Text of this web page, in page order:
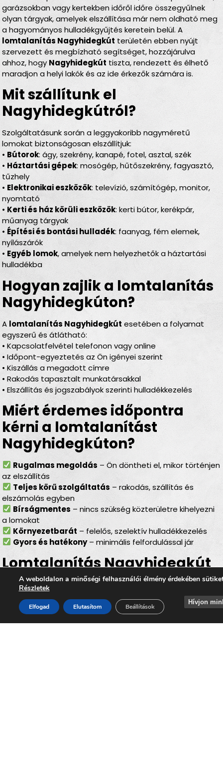
garázsokban vagy kertekben időről időre összegyűlnek
olyan tárgyak, amelyek elszállítása már nem oldható meg
a hagyományos hulladékgyűjtés keretein belül. A
lomtalanítás Nagyhidegkút területén ebben nyújt
szervezett és megbízható segítséget, hozzájárulva
ahhoz, hogy Nagyhidegkút tiszta, rendezett és élhető
maradjon a helyi lakók és az ide érkezők számára is.
Mit szállítunk el
Nagyhidegkútról?
Szolgáltatásunk során a leggyakoribb nagyméretű
lomokat biztonságosan elszállítjuk:
• Bútorok: ágy, szekrény, kanapé, fotel, asztal, szék
• Háztartási gépek: mosógép, hűtőszekrény, fagyasztó,
tűzhely
• Elektronikai eszközök: televízió, számítógép, monitor,
nyomtató
• Kerti és ház körüli eszközök: kerti bútor, kerékpár,
műanyag tárgyak
• Építési és bontási hulladék: faanyag, fém elemek,
nyílászárók
• Egyéb lomok, amelyek nem helyezhetők a háztartási
hulladékba
Hogyan zajlik a lomtalanítás
Nagyhidegkúton?
A lomtalanítás Nagyhidegkút esetében a folyamat
egyszerű és átlátható:
• Kapcsolatfelvétel telefonon vagy online
• Időpont-egyeztetés az Ön igényei szerint
• Kiszállás a megadott címre
• Rakodás tapasztalt munkatársakkal
• Elszállítás és jogszabályok szerinti hulladékkezelés
Miért érdemes időpontra
kérni a lomtalanítást
Nagyhidegkúton?
Rugalmas megoldás – Ön döntheti el, mikor történjen
az elszállítás
Teljes körű szolgáltatás – rakodás, szállítás és
elszámolás egyben
Bírságmentes – nincs szükség közterületre kihelyezni
a lomokat
Környezetbarát – felelős, szelektív hulladékkezelés
Gyors és hatékony– minimális felfordulással jár
Lomtalanítás Nagyhidegkút
– ideális választás minden
helyzetben
költözésről, lakásfelújításról, garázs- vagy
A weboldalon a minőségi felhasználói élmény érdekében
Részletek
Elfogad Elutasítom Beállítások
Hívjon